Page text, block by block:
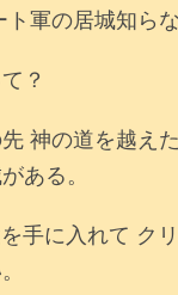
軍の居城知ら
？
神の道を越え
ある。
手に入れて ク